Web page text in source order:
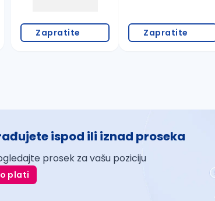
Zapratite Zapratite
ispod ili iznad proseka
prosek za vašu poziciju
plati